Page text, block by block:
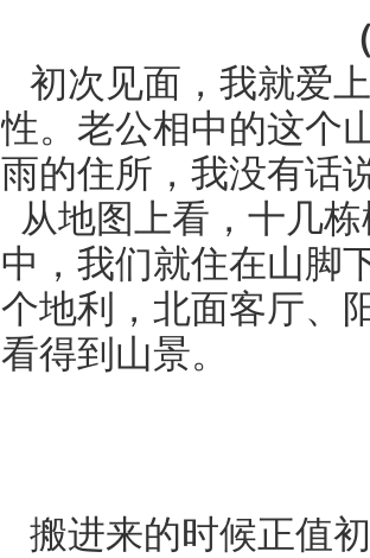
初次见面，我就爱
性。老公相中的这个
雨的住所，我没有话
从地图上看，十几
中，我们就住在山脚
个地利，北面客厅、
看得到山景。
搬进来的时候正值